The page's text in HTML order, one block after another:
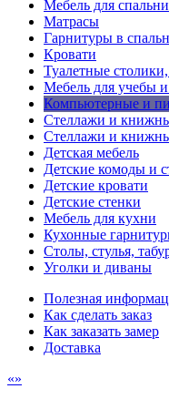
Мебель для спальни
Матрасы
Гарнитуры в
Кровати
Туалетные
Мебель для учебы
Компьютерные и
Стеллажи и
Стеллажи и
Детская мебель
Детские комоды и
Детские кровати
Детские стенки
Мебель для кухни
Кухонные
Столы, стулья,
Уголки и диваны
Полезная
Как сделать заказ
Как заказать замер
Доставка